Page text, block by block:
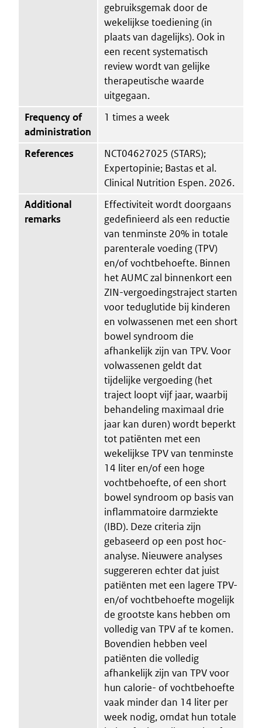
gebruiksgemak door de
wekelijkse toediening (in
plaats van dagelijks). Ook in
een recent systematisch
review wordt van gelijke
therapeutische waarde
uitgegaan.
Frequency of
administration
1 times a week
References
NCT04627025 (STARS);
Expertopinie; Bastas et al.
Clinical Nutrition Espen. 2026.
Additional
remarks
Effectiviteit wordt doorgaans
gedefinieerd als een reductie
van tenminste 20% in totale
parenterale voeding (TPV)
en/of vochtbehoefte. Binnen
het AUMC zal binnenkort een
ZIN-vergoedingstraject starten
voor teduglutide bij kinderen
en volwassenen met een short
bowel syndroom die
afhankelijk zijn van TPV. Voor
volwassenen geldt dat
tijdelijke vergoeding (het
traject loopt vijf jaar, waarbij
behandeling maximaal drie
jaar kan duren) wordt beperkt
tot patiënten met een
wekelijkse TPV van tenminste
14 liter en/of een hoge
vochtbehoefte, of een short
bowel syndroom op basis van
inflammatoire darmziekte
(IBD). Deze criteria zijn
gebaseerd op een post hoc-
analyse. Nieuwere analyses
suggereren echter dat juist
patiënten met een lagere TPV-
en/of vochtbehoefte mogelijk
de grootste kans hebben om
volledig van TPV af te komen.
Bovendien hebben veel
patiënten die volledig
afhankelijk zijn van TPV voor
hun calorie- of vochtbehoefte
vaak minder dan 14 liter per
week nodig, omdat hun totale